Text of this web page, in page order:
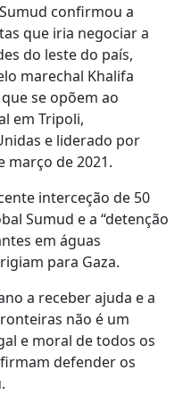
confirmou a
que iria negociar a
do leste do país,
marechal Khalifa
se opõem ao
em Tripoli,
e liderado por
março de 2021.
interceção de 50
Sumud e a “detenção
em águas
para Gaza.
a receber ajuda e a
não é um
e moral de todos os
defender os